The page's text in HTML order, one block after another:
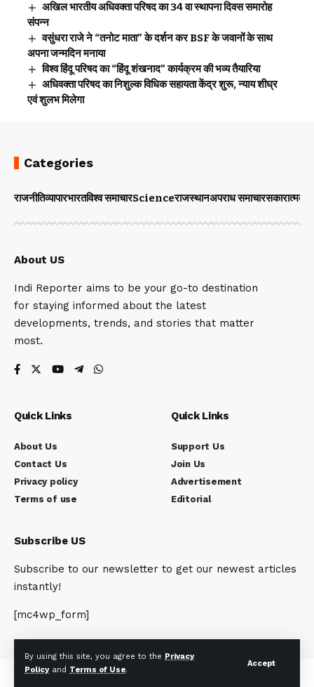
By using this site, you agree to the Privacy
Policyand Terms of Use.
Accept
अखिल भारतीय अधिवक्ता परिषद का 34 वा स्थापना दिवस समारोह
संपन्न
वसुंधरा राजे ने “तनोट माता” के दर्शन कर BSF के जवानों के साथ
अपना जन्मदिन मनाया
विश्व हिंदू परिषद का “हिंदू शंखनाद” कार्यक्रम की भव्य तैयारिया
अधिवक्ता परिषद का निशुल्क विधिक सहायता केंद्र शुरू, न्याय शीघ्र
एवं शुलभ मिलेगा
Categories
राजनीतिव्यापारभारतविश्व समाचारScienceराजस्थानअपराध समाचारसकारात्मक
About US
Indi Reporter aims to be your go-to destination
for staying informed about the latest
developments, trends, and stories that matter
most.
Quick Links
About Us
Contact Us
Privacy policy
Terms of use
Quick Links
Support Us
Join Us
Advertisement
Editorial
Subscribe US
Subscribe to our newsletter to get our newest articles
instantly!
[mc4wp_form]
© Indi Reporter. All Rights Reserved.